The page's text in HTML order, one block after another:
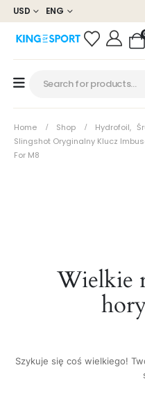
USD ENG
Home Shop Hydrofoil,
Slingshot Oryginalny Klucz
For M8
Wielkie
Szykuje się coś wielkiego!